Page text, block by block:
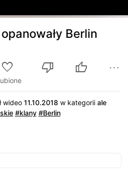
Berlin
wideo 11.10.2018 w kategorii ale
#klany #Berlin